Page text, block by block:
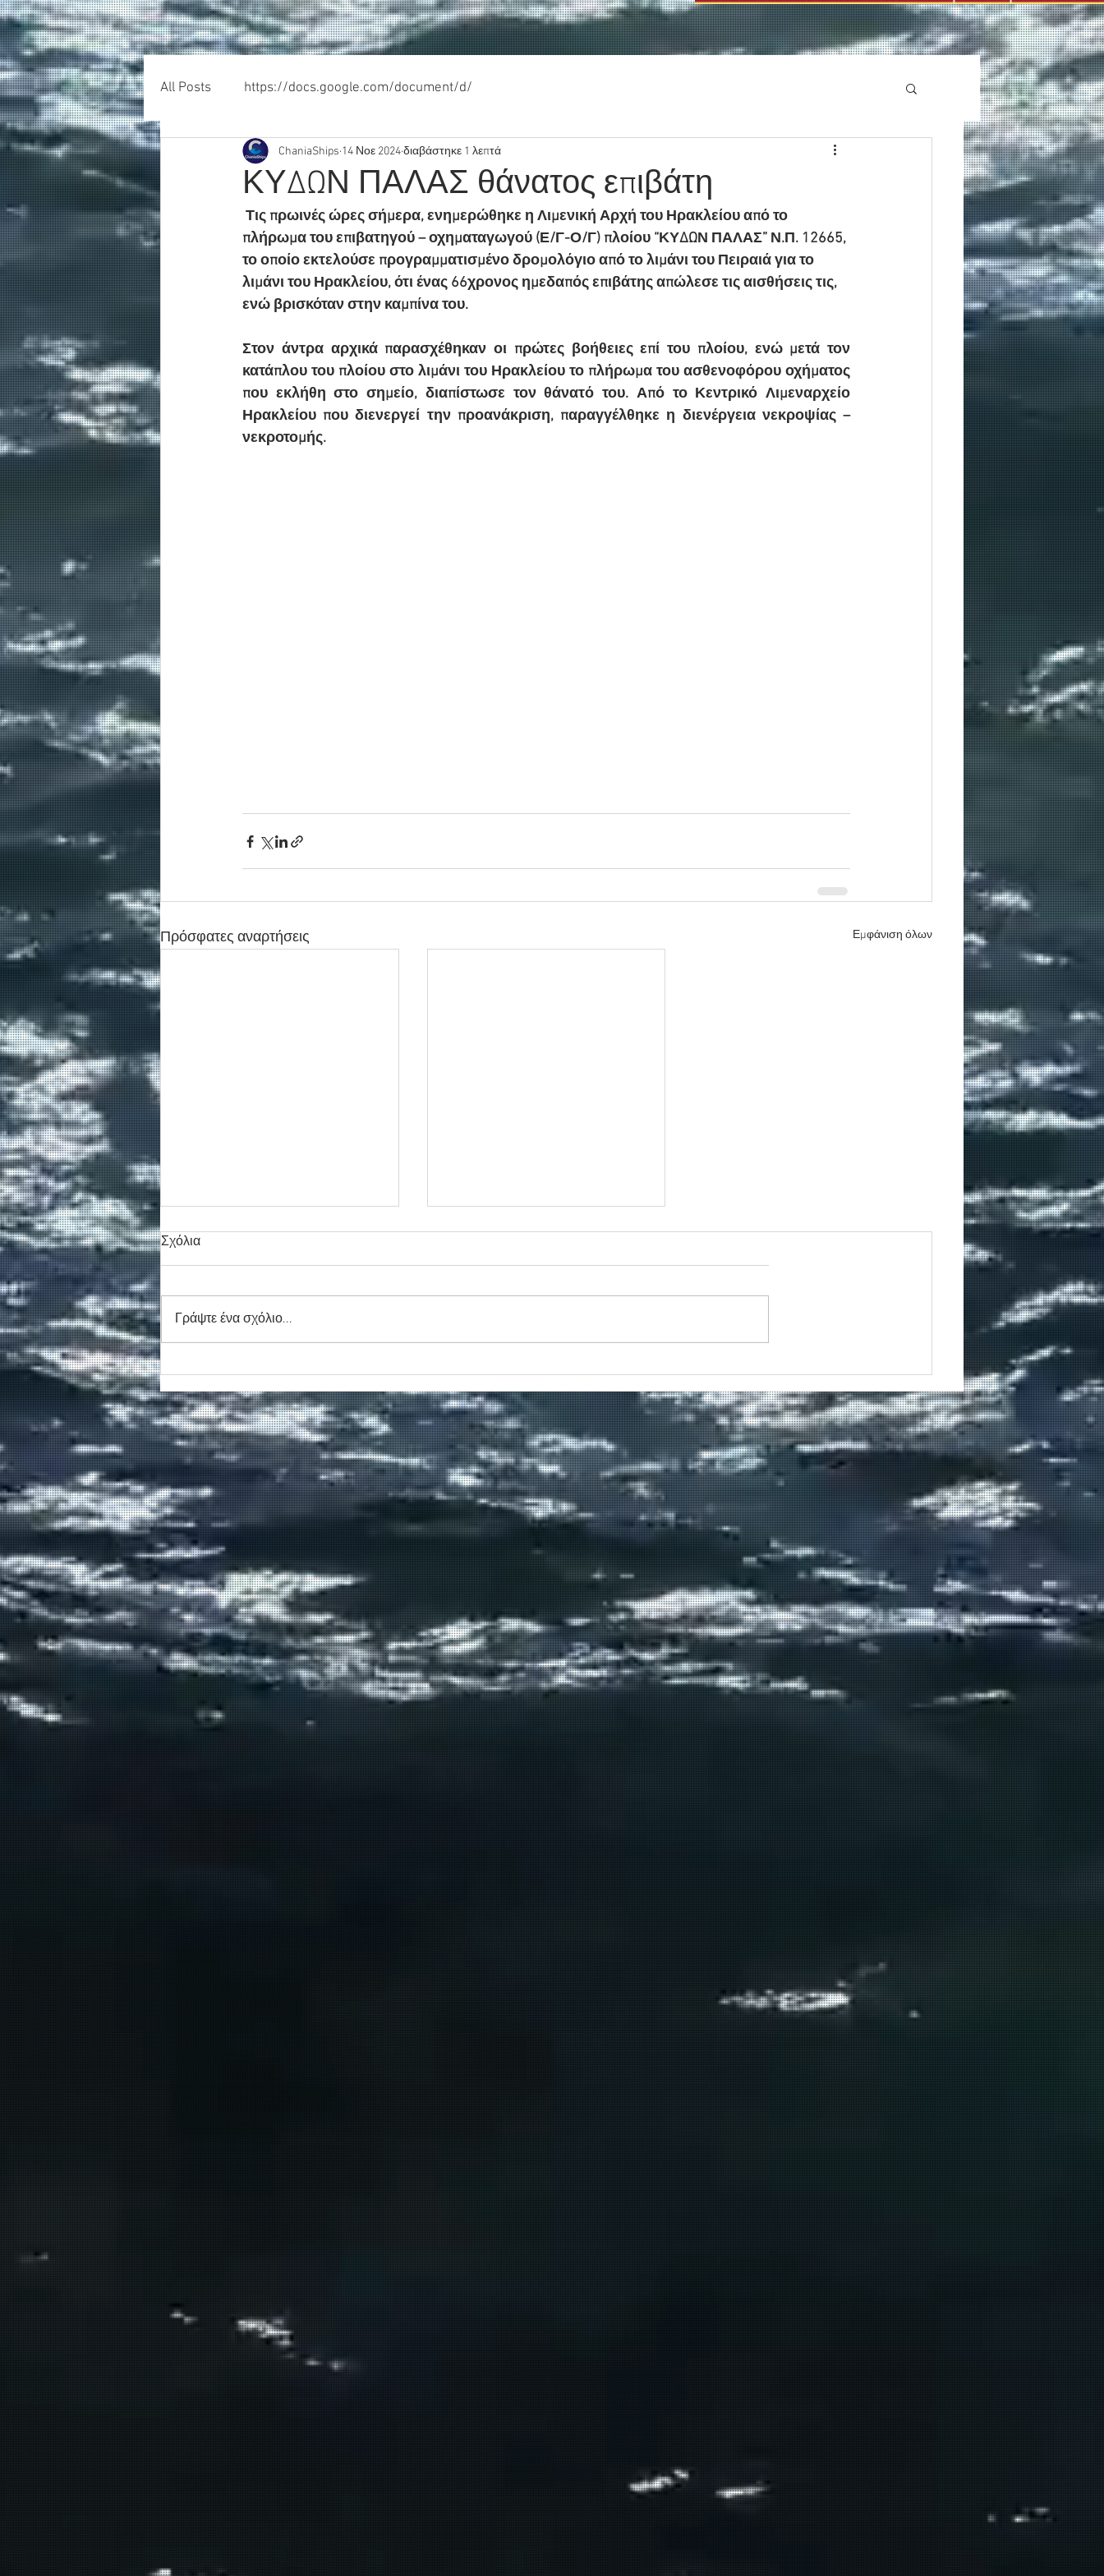
All Posts https://docs.google.com/document/d/
ΚΥΔΩΝ ΠΑΛΑΣ θάνατος επιβάτη
ChaniaShips 14 Νοε 2024διαβάστηκε 1 λεπτά
πλήρωμα του επιβατηγού – οχηματαγωγού (Ε/Γ-Ο/Γ) πλοίου “ΚΥΔΩΝ ΠΑΛΑΣ” Ν.Π. 12665,
το οποίο εκτελούσε προγραμματισμένο δρομολόγιο από το λιμάνι του Πειραιά για το
λιμάνι του Ηρακλείου, ότι ένας 66χρονος ημεδαπός επιβάτης απώλεσε τις αισθήσεις τις,
ενώ βρισκόταν στην καμπίνα του.
Στον άντρα αρχικά παρασχέθηκαν οι πρώτες βοήθειες επί του πλοίου, ενώ μετά τον
κατάπλου του πλοίου στο λιμάνι του Ηρακλείου το πλήρωμα του ασθενοφόρου οχήματος
που εκλήθη στο σημείο, διαπίστωσε τον θάνατό του. Από το Κεντρικό Λιμεναρχείο
Ηρακλείου που διενεργεί την προανάκριση, παραγγέλθηκε η διενέργεια νεκροψίας –
νεκροτομής.
Πρόσφατες αναρτήσεις Εμφάνιση όλων
δρομολογεί η ΑΝΕΝΔΥΚ τον
Αύγουστο.
Σχόλια
Γράψτε ένα σχόλιο...